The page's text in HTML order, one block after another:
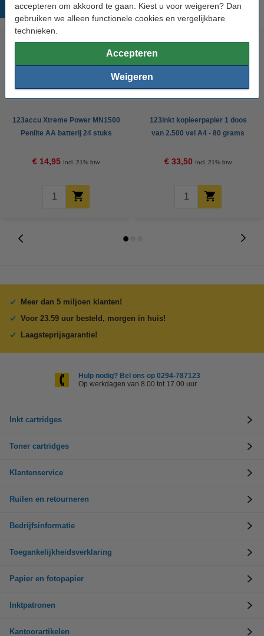
accepteren om akkoord te gaan. Kiest u voor weigeren? Dan
gebruiken we alleen functionele cookies en vergelijkbare
technieken.
Accepteren
Weigeren
Populaire producten
123accu Xtreme Power MN1500
Penlite AA batterij 24 stuks
€ 14,95 Incl. 21% btw
123inkt kopieerpapier 1 doos
van 2.500 vel A4 - 80 grams
€ 33,50 Incl. 21% btw
Meer dan 5 miljoen klanten!
Voor 23.59 uur besteld, morgen in huis!
Laagsteprijsgarantie!
Hulp nodig? Bel ons op 0294-787123
Op werkdagen van 8.00 tot 17.00 uur
Inkt cartridges
Toner cartridges
Klantenservice
Ruilen en retourneren
Bedrijfsinformatie
Toegankelijkheidsverklaring
Papier en fotopapier
Inktpatronen
Kantoorartikelen